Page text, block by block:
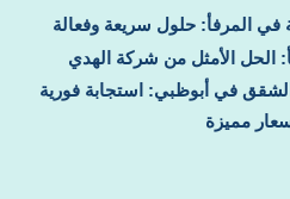
في المرفأ: حلول سريعة وفعالة
الحل الأمثل من شركة الهدي
الشقق في أبوظبي: استجابة فورية
مميزة